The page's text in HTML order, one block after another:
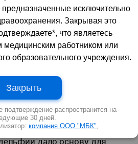
инфекциями или
в то время
симптомы
Эта вариабельность
с селективным
имеют клинических
ученых из детской
дало основу для
исключительно
Закрывая это
что являетесь
работником или
образовательного учреждения.
Закрыть
подтверждение распространится на
30 дней.
компания ООО "МБК",